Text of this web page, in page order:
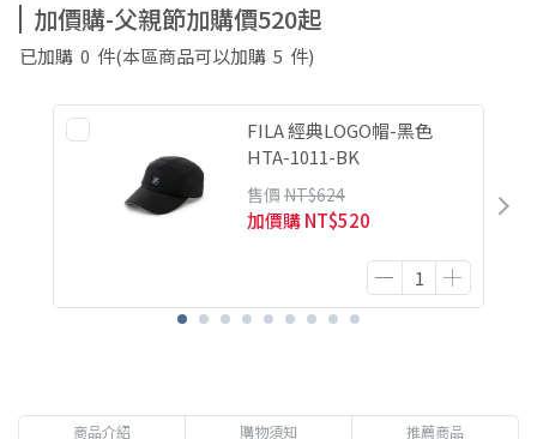
加價購-父親節加購價520起
已加購 0 件(本區商品可以加購 5 件)
FILA 經典LOGO帽-黑色
HTA-1011-BK
售價 NT$624
加價購NT$520
商品介紹 購物須知 推薦商品